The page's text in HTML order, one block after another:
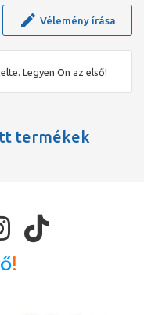
Vélemény írása
Legyen Ön az első!
termékek